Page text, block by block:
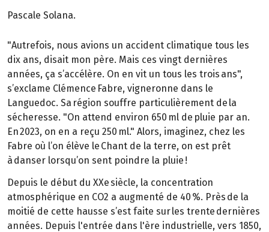
Pascale Solana.
"Autrefois, nous avions un accident climatique tous les
dix ans, disait mon père. Mais ces vingt dernières
années, ça s’accélère. On en vit un tous les trois ans",
s’exclame Clémence Fabre, vigneronne dans le
Languedoc. Sa région souffre particulièrement de la
sécheresse. "On attend environ 650 ml de pluie par an.
En 2023, on en a reçu 250 ml." Alors, imaginez, chez les
Fabre où l’on élève le Chant de la terre, on est prêt
à danser lorsqu’on sent poindre la pluie !
Depuis le début du XXe siècle, la concentration
atmosphérique en CO2 a augmenté de 40 %. Près de la
moitié de cette hausse s’est faite sur les trente dernières
années. Depuis l'entrée dans l'ère industrielle, vers 1850,